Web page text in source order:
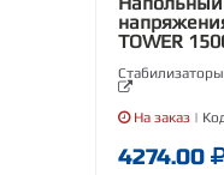
TOWER
Стабилизаторы
На заказ |
4274.00